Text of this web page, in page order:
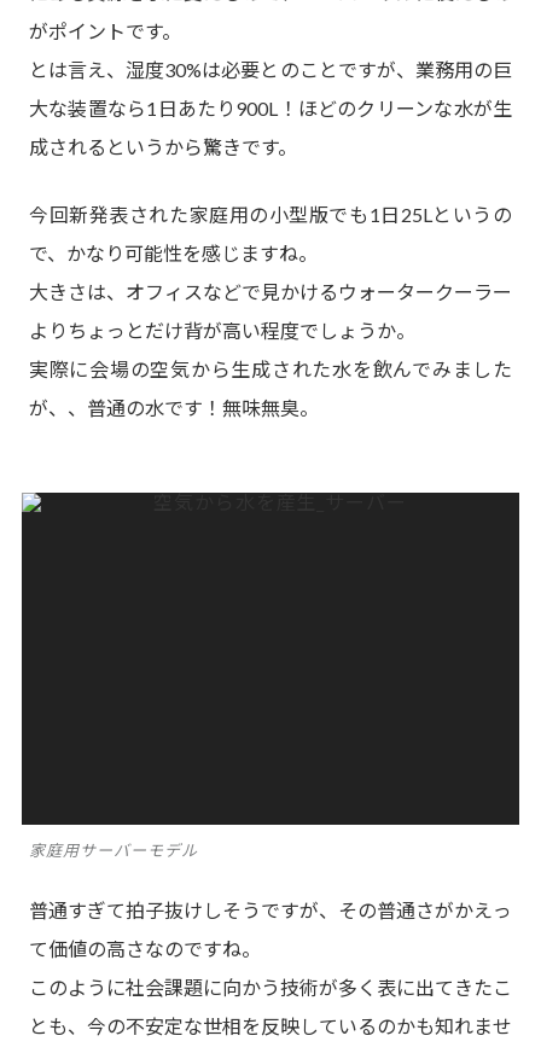
がポイントです。
とは言え、湿度30%は必要とのことですが、業務用の巨
大な装置なら1日あたり900L！ほどのクリーンな水が生
成されるというから驚きです。
今回新発表された家庭用の小型版でも1日25Lというの
で、かなり可能性を感じますね。
大きさは、オフィスなどで見かけるウォータークーラー
よりちょっとだけ背が高い程度でしょうか。
実際に会場の空気から生成された水を飲んでみました
が、、普通の水です！無味無臭。
家庭用サーバーモデル
普通すぎて拍子抜けしそうですが、その普通さがかえっ
て価値の高さなのですね。
このように社会課題に向かう技術が多く表に出てきたこ
とも、今の不安定な世相を反映しているのかも知れませ